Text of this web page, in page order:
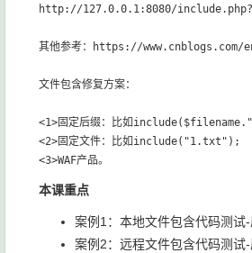
http://127.0.0.1:8080/
其他参考：https://www.cnblogs.com/
文件包含修复方案：
<1>固定后缀：比如
<2>固定文件：比如include("1.txt");
本课重点
案例1：本地文件包含代码测试-
案例2：远程文件包含代码测试-